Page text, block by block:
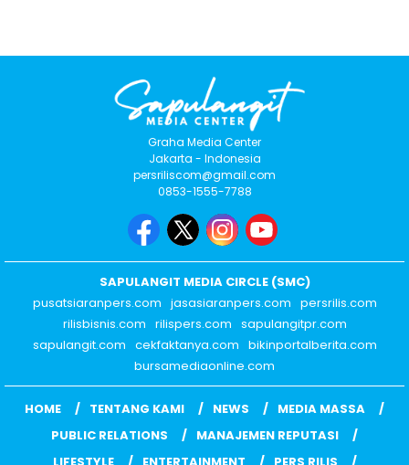
Graha Media Center
Jakarta - Indonesia
persriliscom@gmail.com
0853-1555-7788
SAPULANGIT MEDIA CIRCLE (SMC)
pusatsiaranpers.com jasasiaranpers.com persrilis.com
rilisbisnis.com rilispers.com sapulangitpr.com
sapulangit.com cekfaktanya.com bikinportalberita.com
bursamediaonline.com
HOME TENTANG KAMI NEWS
MEDIA MASSA
PUBLIC RELATIONS
MANAJEMEN REPUTASI